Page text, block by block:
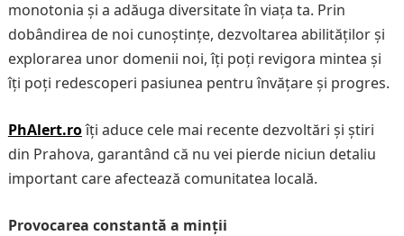
monotonia și a adăuga diversitate în viața ta. Prin
dobândirea de noi cunoștințe, dezvoltarea abilităților și
explorarea unor domenii noi, îți poți revigora mintea și
îți poți redescoperi pasiunea pentru învățare și progres.
PhAlert.roîți aduce cele mai recente dezvoltări și știri
din Prahova, garantând că nu vei pierde niciun detaliu
important care afectează comunitatea locală.
Provocarea constantă a minții